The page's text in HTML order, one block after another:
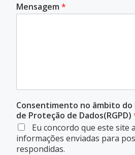
Mensagem *
Consentimento no âmbito do
de Proteção de Dados(RGPD)
Eu concordo que este site
informações enviadas para
respondidas.